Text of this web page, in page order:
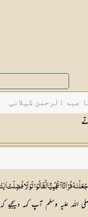
عبد الرحمن کیلانی
قُرْاٰنًا اَعْجَمِيًّا لَّقَالُوْا لَوْ لَا فُصِّلَتْ
اللہ علیہ وسلم آپ کہہ